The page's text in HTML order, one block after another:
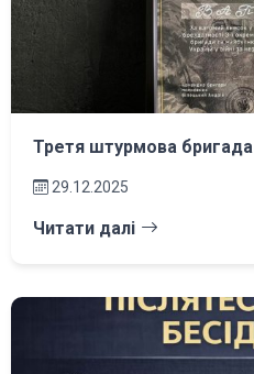
Третя штурмова
29.12.2025
Читати далі